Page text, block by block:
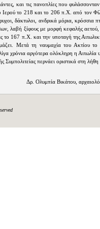
και τις πανοπλίες που
Ιερού το 218 και το 206 π.Χ. από τον
δάκτυλοι, ανδρικά μόρια, κρόσσια
λαβή ξίφους με μορφή κεφαλής
το 167 π.Χ. και την υποταγή της
Μετά τη ναυμαχία του Ακτίου
χρόνια αργότερα ολόκληρη η Αιτωλία
Συμπολιτείας περνάει οριστικά στη λήθη
Δρ. Ολυμπία Βικάτου,